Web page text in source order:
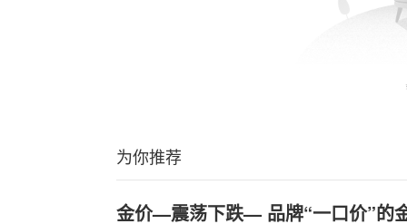
为你推荐
金价—震荡下跌— 品牌“一口价”的